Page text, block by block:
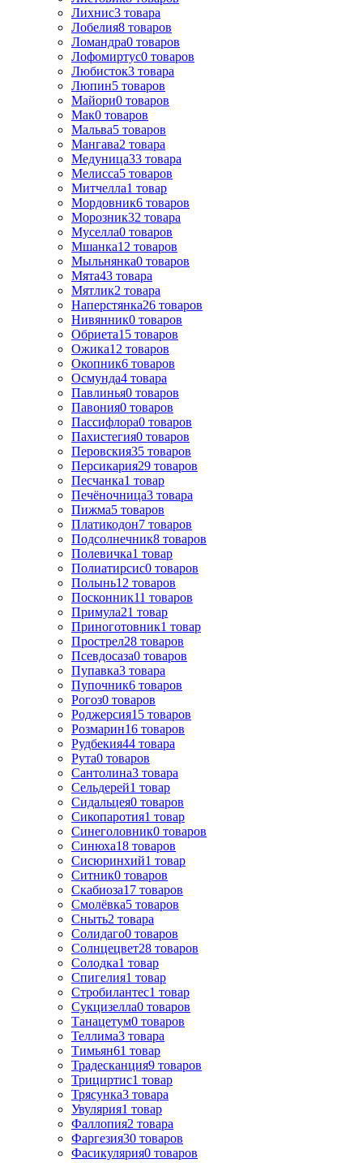
Лихнис3 товара
Лобелия8 товаров
Ломандра0 товаров
Лофомиртус0 товаров
Любисток3 товара
Люпин5 товаров
Майори0 товаров
Мак0 товаров
Мальва5 товаров
Мангава2 товара
Медуница33 товара
Мелисса5 товаров
Митчелла1 товар
Мордовник6 товаров
Морозник32 товара
Муселла0 товаров
Мшанка12 товаров
Мыльнянка0 товаров
Мята43 товара
Мятлик2 товара
Наперстянка26 товаров
Нивянник0 товаров
Обриета15 товаров
Ожика12 товаров
Окопник6 товаров
Осмунда4 товара
Павлинья0 товаров
Павония0 товаров
Пассифлора0 товаров
Пахистегия0 товаров
Перовския35 товаров
Персикария29 товаров
Песчанка1 товар
Печёночница3 товара
Пижма5 товаров
Платикодон7 товаров
Подсолнечник8 товаров
Полевичка1 товар
Полиатирсис0 товаров
Полынь12 товаров
Посконник11 товаров
Примула21 товар
Приноготовник1 товар
Прострел28 товаров
Псевдосаза0 товаров
Пупавка3 товара
Пупочник6 товаров
Рогоз0 товаров
Роджерсия15 товаров
Розмарин16 товаров
Рудбекия44 товара
Рута0 товаров
Сантолина3 товара
Сельдерей1 товар
Сидальцея0 товаров
Сикопаротия1 товар
Синеголовник0 товаров
Синюха18 товаров
Сисюринхий1 товар
Ситник0 товаров
Скабиоза17 товаров
Смолёвка5 товаров
Сныть2 товара
Солидаго0 товаров
Солнцецвет28 товаров
Солодка1 товар
Спигелия1 товар
Стробилантес1 товар
Сукцизелла0 товаров
Танацетум0 товаров
Теллима3 товара
Тимьян61 товар
Традесканция9 товаров
Трициртис1 товар
Трясунка3 товара
Увулярия1 товар
Фаллопия2 товара
Фаргезия30 товаров
Фасикулярия0 товаров